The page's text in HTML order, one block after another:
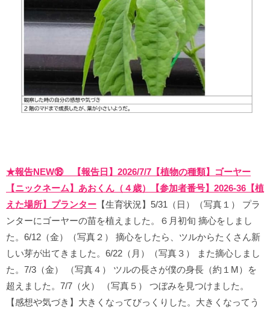
★報告NEW⑱ 【報告日】2026/7/7【植物の種類】ゴーヤー
【ニックネーム】あおくん（４歳）【参加者番号】2026-36【植
えた場所】プランター 【生育状況】5/31（日）（写真１） プラ
ンターにゴーヤーの苗を植えました。６月初旬 摘心をしまし
た。6/12（金）（写真２） 摘心をしたら、ツルからたくさん新
しい芽が出てきました。6/22（月）（写真３） また摘心しまし
た。7/3（金） （写真４） ツルの長さが僕の身長（約１M）を
超えました。7/7（火） （写真５） つぼみを見つけました。
【感想や気づき】大きくなってびっくりした。大きくなってう